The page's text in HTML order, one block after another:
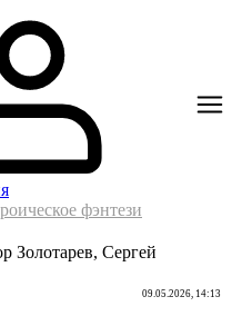
фэнтези
Золотарев, Сергей
09.05.2026, 14:13